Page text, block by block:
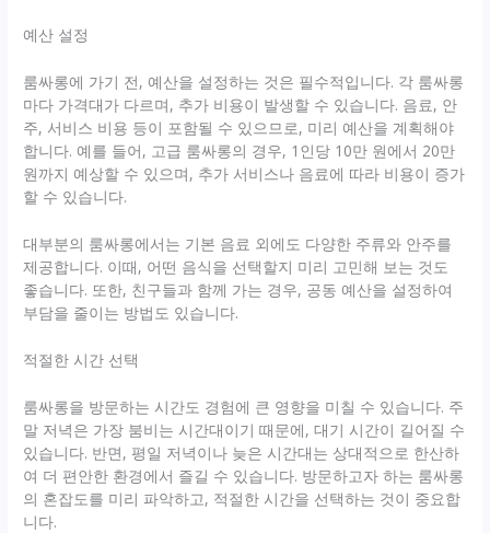
예산 설정
룸싸롱에 가기 전, 예산을 설정하는 것은 필수적입니다. 각 룸싸롱
마다 가격대가 다르며, 추가 비용이 발생할 수 있습니다. 음료, 안
주, 서비스 비용 등이 포함될 수 있으므로, 미리 예산을 계획해야
합니다. 예를 들어, 고급 룸싸롱의 경우, 1인당 10만 원에서 20만
원까지 예상할 수 있으며, 추가 서비스나 음료에 따라 비용이 증가
할 수 있습니다.
대부분의 룸싸롱에서는 기본 음료 외에도 다양한 주류와 안주를
제공합니다. 이때, 어떤 음식을 선택할지 미리 고민해 보는 것도
좋습니다. 또한, 친구들과 함께 가는 경우, 공동 예산을 설정하여
부담을 줄이는 방법도 있습니다.
적절한 시간 선택
룸싸롱을 방문하는 시간도 경험에 큰 영향을 미칠 수 있습니다. 주
말 저녁은 가장 붐비는 시간대이기 때문에, 대기 시간이 길어질 수
있습니다. 반면, 평일 저녁이나 늦은 시간대는 상대적으로 한산하
여 더 편안한 환경에서 즐길 수 있습니다. 방문하고자 하는 룸싸롱
의 혼잡도를 미리 파악하고, 적절한 시간을 선택하는 것이 중요합
니다.